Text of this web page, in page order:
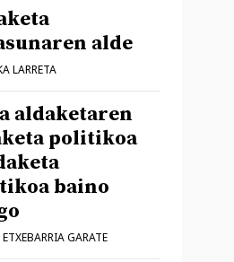
alde
LARRETA
aldaketaren
politikoa
baino
GARATE